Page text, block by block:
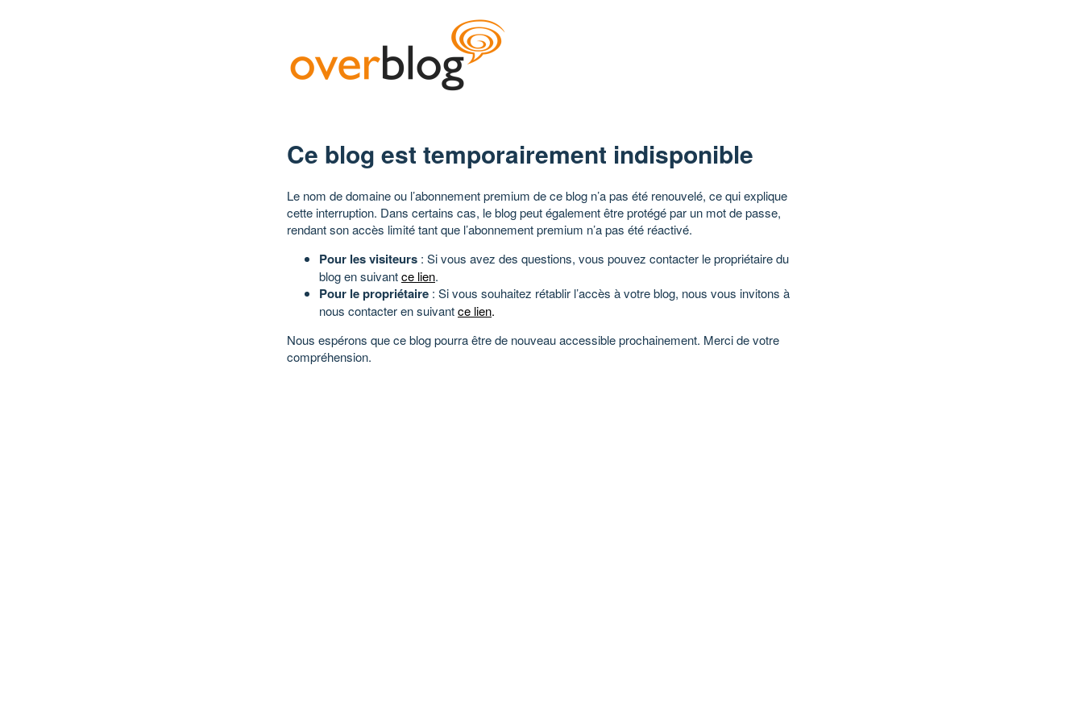
Ce blog est temporairement indisponible
Le nom de domaine ou l’abonnement premium de ce blog n’a pas été renouvelé, ce qui explique
cette interruption. Dans certains cas, le blog peut également être protégé par un mot de passe,
rendant son accès limité tant que l’abonnement premium n’a pas été réactivé.
Pour les visiteurs : Si vous avez des questions, vous pouvez contacter le propriétaire du
blog en suivantce lien.
Pour le propriétaire : Si vous souhaitez rétablir l’accès à votre blog, nous vous invitons à
nous contacter en suivantce lien.
Nous espérons que ce blog pourra être de nouveau accessible prochainement. Merci de votre
compréhension.